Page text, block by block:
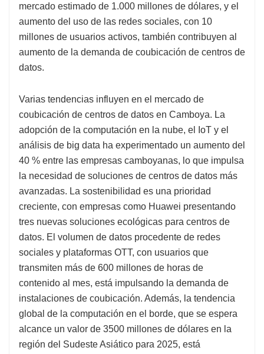
mercado estimado de 1.000 millones de dólares, y el
aumento del uso de las redes sociales, con 10
millones de usuarios activos, también contribuyen al
aumento de la demanda de coubicación de centros de
datos.
Varias tendencias influyen en el mercado de
coubicación de centros de datos en Camboya. La
adopción de la computación en la nube, el IoT y el
análisis de big data ha experimentado un aumento del
40 % entre las empresas camboyanas, lo que impulsa
la necesidad de soluciones de centros de datos más
avanzadas. La sostenibilidad es una prioridad
creciente, con empresas como Huawei presentando
tres nuevas soluciones ecológicas para centros de
datos. El volumen de datos procedente de redes
sociales y plataformas OTT, con usuarios que
transmiten más de 600 millones de horas de
contenido al mes, está impulsando la demanda de
instalaciones de coubicación. Además, la tendencia
global de la computación en el borde, que se espera
alcance un valor de 3500 millones de dólares en la
región del Sudeste Asiático para 2025, está